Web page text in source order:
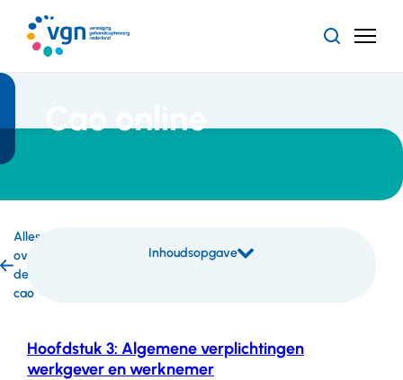
naar
hoofdinhoud
ZoekenMenu
Cao online
Alles
over
de
cao
Inhoudsopgave
Hoofdstuk 3: Algemene verplichtingen
werkgever en werknemer